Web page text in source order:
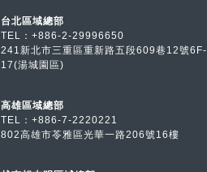
台北區域總部
TEL： +886-2-29996650
241新北市三重區重新路五段609巷12號6F-
17(湯城園區)
高雄區域總部
TEL： +886-7-2220221
802高雄市苓雅區光華一路206號16樓